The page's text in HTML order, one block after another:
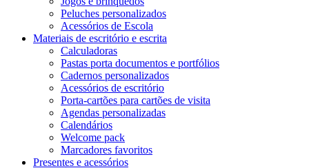
Peluches personalizados
Acessórios de Escola
Materiais de escritório e escrita
Calculadoras
Pastas porta documentos e portfólios
Cadernos personalizados
Acessórios de escritório
Porta-cartões para cartões de visita
Agendas personalizadas
Calendários
Welcome pack
Marcadores favoritos
Presentes e acessórios